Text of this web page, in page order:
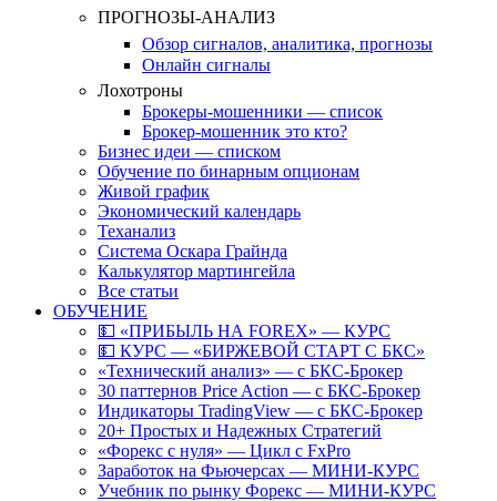
ПРОГНОЗЫ-АНАЛИЗ
Обзор сигналов, аналитика, прогнозы
Онлайн сигналы
Лохотроны
Брокеры-мошенники — список
Брокер-мошенник это кто?
Бизнес идеи — списком
Обучение по бинарным опционам
Живой график
Экономический календарь
Теханализ
Система Оскара Грайнда
Калькулятор мартингейла
Все статьи
ОБУЧЕНИЕ
💵 «ПРИБЫЛЬ НА FOREX» — КУРС
💵 КУРС — «БИРЖЕВОЙ СТАРТ С БКС»
«Технический анализ» — с БКС-Брокер
30 паттернов Price Action — с БКС-Брокер
Индикаторы TradingView — с БКС-Брокер
20+ Простых и Надежных Стратегий
«Форекс с нуля» — Цикл с FxPro
Заработок на Фьючерсах — МИНИ-КУРС
Учебник по рынку Форекс — МИНИ-КУРС